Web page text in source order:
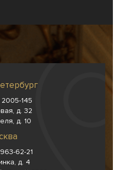
145
д. 32
д. 10
62-21
д. 4